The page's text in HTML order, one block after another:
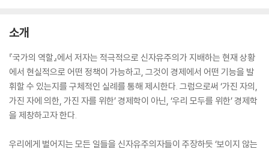
소개
『국가의 역할』에서 저자는 적극적으로 신자유주의가 지배하는 현재 상황
에서 현실적으로 어떤 정책이 가능하고, 그것이 경제에서 어떤 기능을 발
휘할 수 있는지를 구체적인 실례를 통해 제시한다. 그럼으로써 ‘가진 자의,
가진 자에 의한, 가진 자를 위한’ 경제학이 아닌, ‘우리 모두를 위한’ 경제학
을 제창하고자 한다.
우리에게 벌어지는 모든 일들을 신자유주의자들이 주장하듯 ‘보이지 않는